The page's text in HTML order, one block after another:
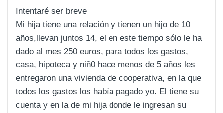
Intentaré ser breve
Mi hija tiene una relación y tienen un hijo de 10
años,llevan juntos 14, el en este tiempo sólo le ha
dado al mes 250 euros, para todos los gastos,
casa, hipoteca y niñ0 hace menos de 5 años les
entregaron una vivienda de cooperativa, en la que
todos los gastos los había pagado yo. El tiene su
cuenta y en la de mi hija donde le ingresan su